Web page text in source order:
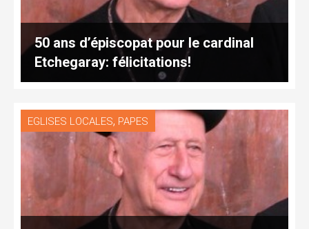
50 ans d’épiscopat pour le cardinal
Etchegaray: félicitations!
EGLISES LOCALES, PAPES